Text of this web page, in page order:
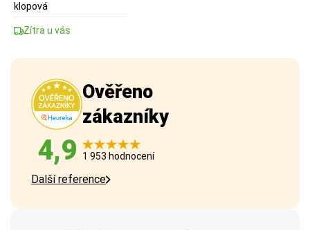
klopová
Zítra u vás
Ověřeno
zákazníky
4,9 1 953 hodnocení
Další reference